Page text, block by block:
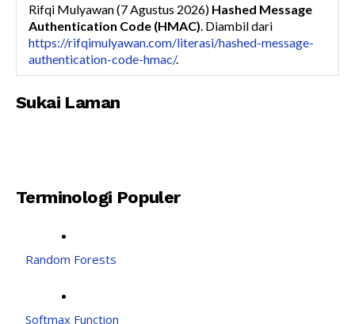
Rifqi Mulyawan (7 Agustus 2026) Hashed Message
Authentication Code (HMAC) . Diambil dari
https://rifqimulyawan.com/literasi/hashed-message-
authentication-code-hmac/.
Sukai Laman
Terminologi Populer
Random Forests
Softmax Function